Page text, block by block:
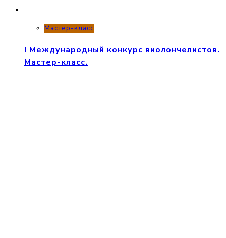
Мастер-класс
I Международный конкурс виолончелистов.
Мастер-класс.